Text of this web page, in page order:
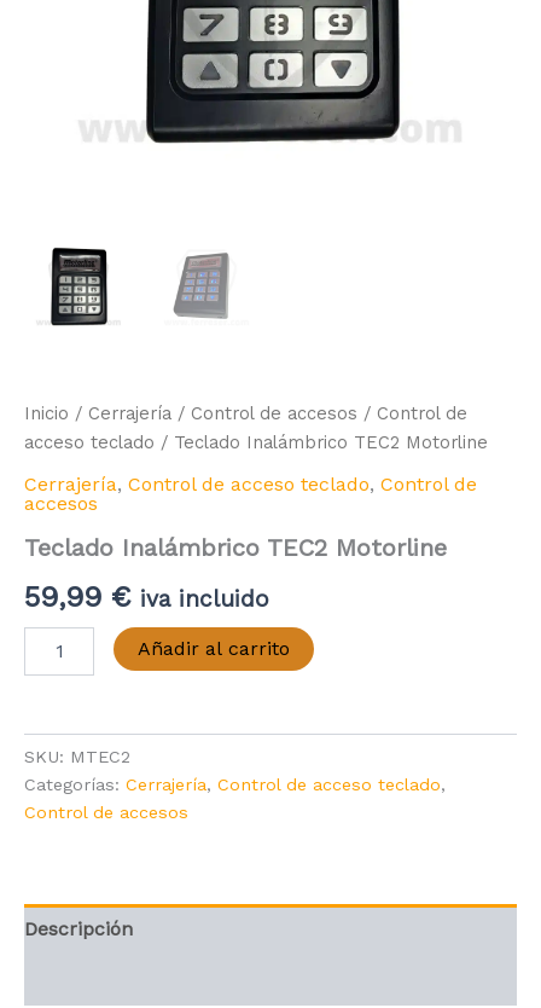
Inicio / Cerrajería / Control de accesos / Control de
acceso teclado / Teclado Inalámbrico TEC2 Motorline
Cerrajería, Control de acceso teclado, Control de
accesos
Teclado Inalámbrico TEC2 Motorline
59,99 € iva incluido
Inalámbrico
cantidad
Añadir al carrito
SKU: MTEC2
Categorías: Cerrajería, Control de acceso teclado,
Control de accesos
Descripción